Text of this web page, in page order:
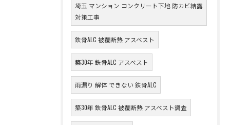
埼玉 マンション コンクリート下地 防カビ結露
対策工事
鉄骨ALC 被覆断熱 アスベスト
築30年 鉄骨ALC アスベスト
雨漏り 解体 できない 鉄骨ALC
築30年 鉄骨ALC 被覆断熱 アスベスト調査